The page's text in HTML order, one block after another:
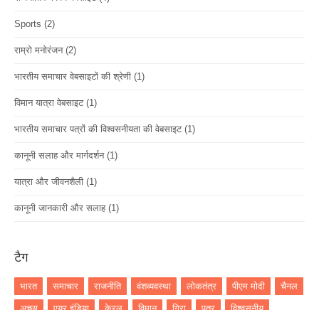
Sports (2)
राम्रो मनोरंजन (2)
भारतीय समाचार वेबसाइटों की श्रेणी (1)
विमान यात्रा वेबसाइट (1)
भारतीय समाचार पत्रों की विश्वसनीयता की वेबसाइट (1)
कानूनी सलाह और मार्गदर्शन (1)
यात्रा और जीवनशैली (1)
कानूनी जानकारी और सलाह (1)
टैग
भारत समाचार राजनीति वंशव्यवस्था लोकतंत्र पीएम मोदी चैनल